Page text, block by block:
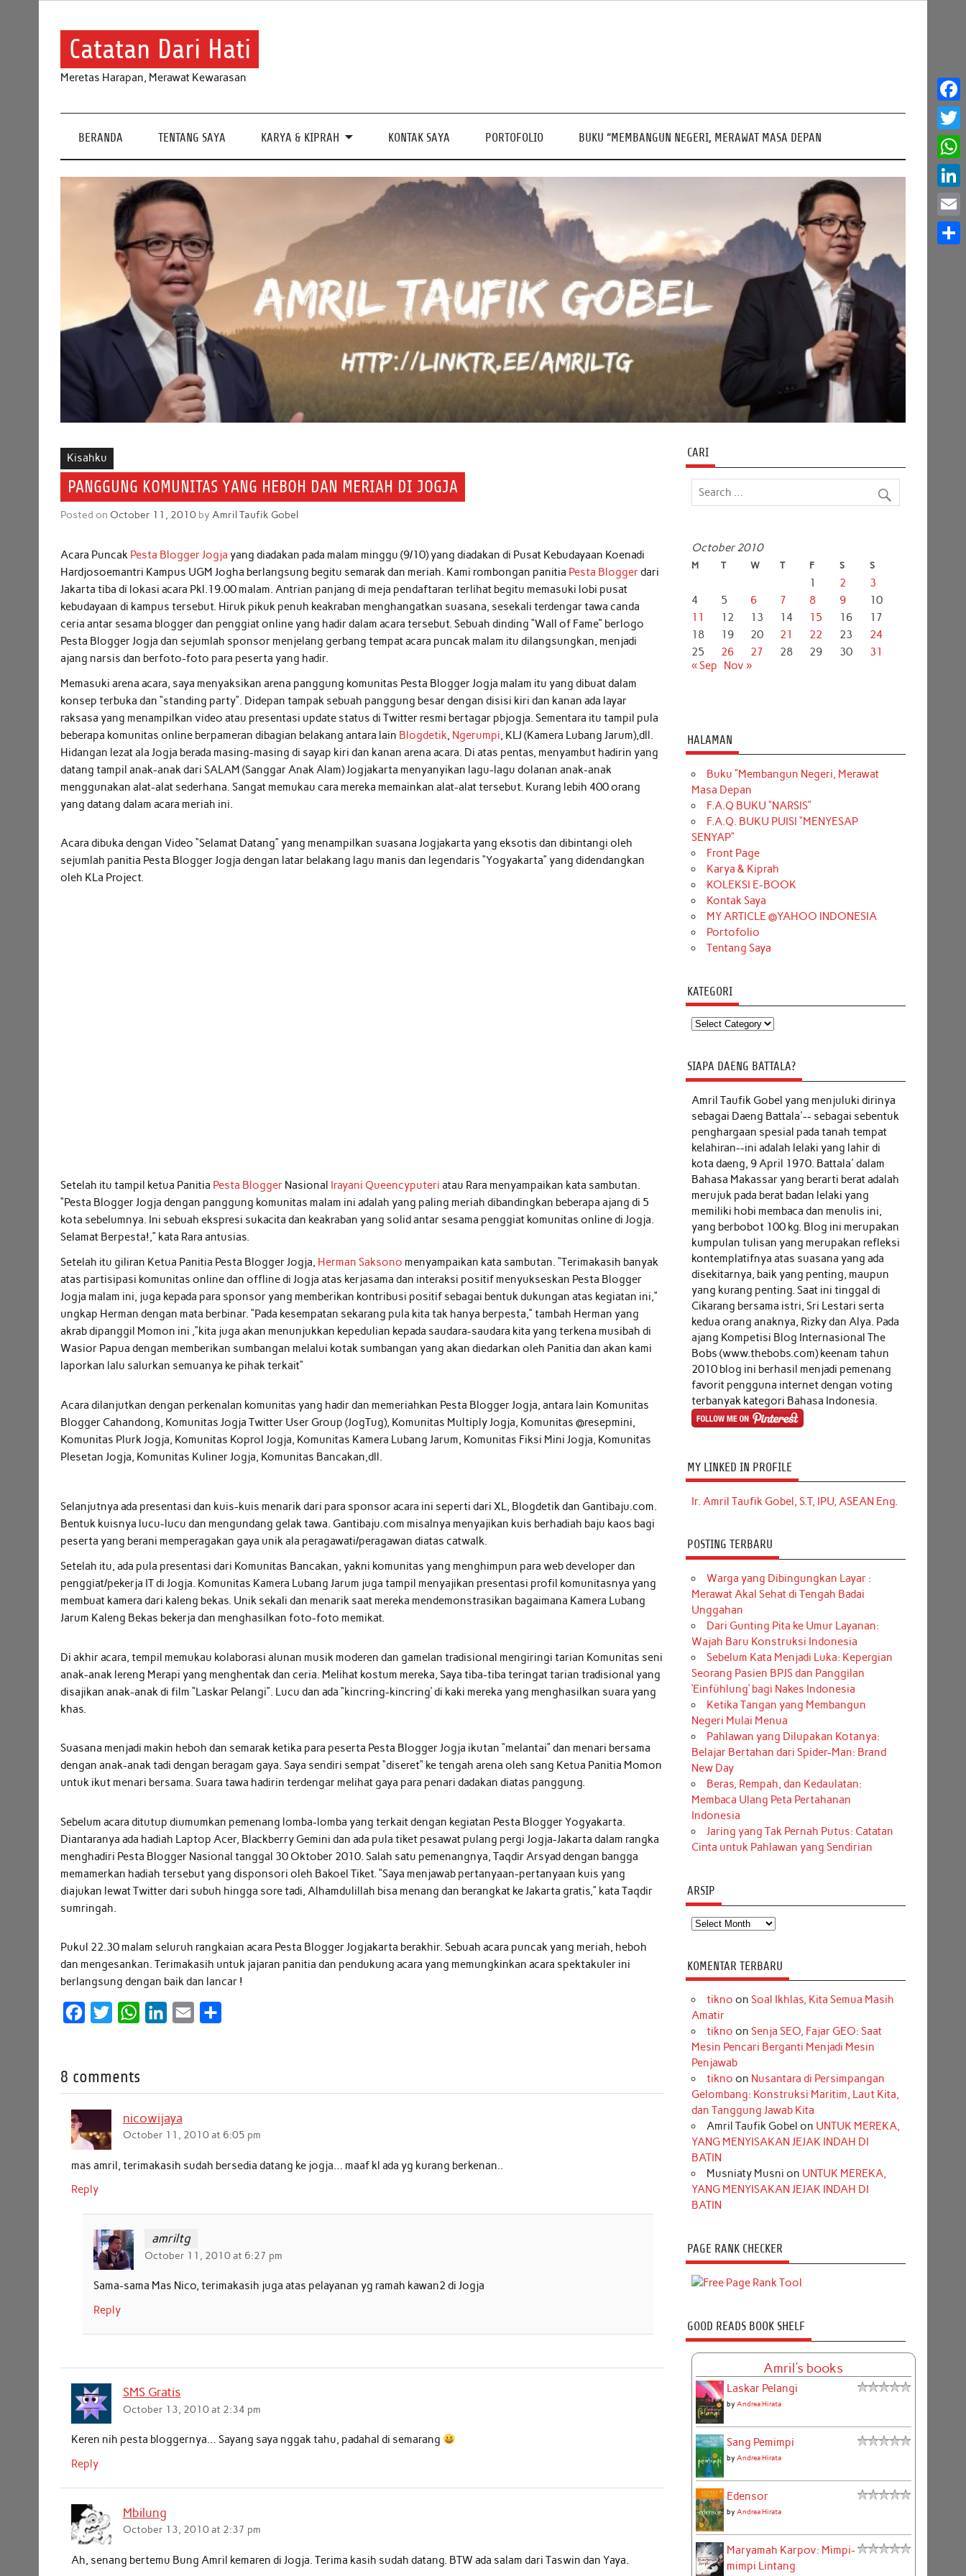
Catatan Dari Hati
Meretas Harapan, Merawat Kewarasan
BERANDA TENTANG SAYA KARYA & KIPRAH KONTAK SAYA PORTOFOLIO BUKU “MEMBANGUN NEGERI, MERAWAT MASA DEPAN
Kisahku
PANGGUNG KOMUNITAS YANG HEBOH DAN MERIAH DI JOGJA
Posted on October 11, 2010 byAmril Taufik Gobel
Acara Puncak Pesta Blogger Jogjayang diadakan pada malam minggu (9/10) yang diadakan di Pusat Kebudayaan Koenadi
Hardjosoemantri Kampus UGM Jogha berlangsung begitu semarak dan meriah. Kami rombongan panitia Pesta Bloggerdari
Jakarta tiba di lokasi acara Pkl.19.00 malam. Antrian panjang di meja pendaftaran terlihat begitu memasuki lobi pusat
kebudayaan di kampus tersebut. Hiruk pikuk penuh keakraban menghangatkan suasana, sesekali terdengar tawa canda
ceria antar sesama blogger dan penggiat online yang hadir dalam acara tersebut. Sebuah dinding “Wall of Fame” berlogo
Pesta Blogger Jogja dan sejumlah sponsor menjelang gerbang tempat acara puncak malam itu dilangsungkan, menjadi
ajang narsis dan berfoto-foto para peserta yang hadir.
Memasuki arena acara, saya menyaksikan arena panggung komunitas Pesta Blogger Jogja malam itu yang dibuat dalam
konsep terbuka dan “standing party”. Didepan tampak sebuah panggung besar dengan disisi kiri dan kanan ada layar
raksasa yang menampilkan video atau presentasi update status di Twitter resmi bertagar pbjogja. Sementara itu tampil pula
beberapa komunitas online berpameran dibagian belakang antara lain Blogdetik, Ngerumpi, KLJ (Kamera Lubang Jarum),dll.
Hidangan lezat ala Jogja berada masing-masing di sayap kiri dan kanan arena acara. Di atas pentas, menyambut hadirin yang
datang tampil anak-anak dari SALAM (Sanggar Anak Alam) Jogjakarta menyanyikan lagu-lagu dolanan anak-anak
menggunakan alat-alat sederhana. Sangat memukau cara mereka memainkan alat-alat tersebut. Kurang lebih 400 orang
yang datang dalam acara meriah ini.
Acara dibuka dengan Video “Selamat Datang” yang menampilkan suasana Jogjakarta yang eksotis dan dibintangi oleh
sejumlah panitia Pesta Blogger Jogja dengan latar belakang lagu manis dan legendaris “Yogyakarta” yang didendangkan
oleh KLa Project.
Setelah itu tampil ketua Panitia Pesta Blogger Nasional Irayani Queencyputeriatau Rara menyampaikan kata sambutan.
“Pesta Blogger Jogja dengan panggung komunitas malam ini adalah yang paling meriah dibandingkan beberapa ajang di 5
kota sebelumnya. Ini sebuah ekspresi sukacita dan keakraban yang solid antar sesama penggiat komunitas online di Jogja.
Selamat Berpesta!,” kata Rara antusias.
Setelah itu giliran Ketua Panitia Pesta Blogger Jogja, Herman Saksono menyampaikan kata sambutan. “Terimakasih banyak
atas partisipasi komunitas online dan offline di Jogja atas kerjasama dan interaksi positif menyukseskan Pesta Blogger
Jogja malam ini, juga kepada para sponsor yang memberikan kontribusi positif sebagai bentuk dukungan atas kegiatan ini,”
ungkap Herman dengan mata berbinar. “Pada kesempatan sekarang pula kita tak hanya berpesta,” tambah Herman yang
akrab dipanggil Momon ini ,”kita juga akan menunjukkan kepedulian kepada saudara-saudara kita yang terkena musibah di
Wasior Papua dengan memberikan sumbangan melalui kotak sumbangan yang akan diedarkan oleh Panitia dan akan kami
laporkan lalu salurkan semuanya ke pihak terkait”
Acara dilanjutkan dengan perkenalan komunitas yang hadir dan memeriahkan Pesta Blogger Jogja, antara lain Komunitas
Blogger Cahandong, Komunitas Jogja Twitter User Group (JogTug), Komunitas Multiply Jogja, Komunitas @resepmini,
Komunitas Plurk Jogja, Komunitas Koprol Jogja, Komunitas Kamera Lubang Jarum, Komunitas Fiksi Mini Jogja, Komunitas
Plesetan Jogja, Komunitas Kuliner Jogja, Komunitas Bancakan,dll.
Selanjutnya ada presentasi dan kuis-kuis menarik dari para sponsor acara ini seperti dari XL, Blogdetik dan Gantibaju.com.
Bentuk kuisnya lucu-lucu dan mengundang gelak tawa. Gantibaju.com misalnya menyajikan kuis berhadiah baju kaos bagi
peserta yang berani memperagakan gaya unik ala peragawati/peragawan diatas catwalk.
Setelah itu, ada pula presentasi dari Komunitas Bancakan, yakni komunitas yang menghimpun para web developer dan
penggiat/pekerja IT di Jogja. Komunitas Kamera Lubang Jarum juga tampil menyajikan presentasi profil komunitasnya yang
membuat kamera dari kaleng bekas. Unik sekali dan menarik saat mereka mendemonstrasikan bagaimana Kamera Lubang
Jarum Kaleng Bekas bekerja dan menghasilkan foto-foto memikat.
Di akhir acara, tempil memukau kolaborasi alunan musik moderen dan gamelan tradisional mengiringi tarian Komunitas seni
anak-anak lereng Merapi yang menghentak dan ceria. Melihat kostum mereka, Saya tiba-tiba teringat tarian tradisional yang
disajikan anak-anak di film “Laskar Pelangi”. Lucu dan ada “kincring-kincring’ di kaki mereka yang menghasilkan suara yang
khas.
Suasana menjadi makin heboh dan semarak ketika para peserta Pesta Blogger Jogja ikutan “melantai” dan menari bersama
dengan anak-anak tadi dengan beragam gaya. Saya sendiri sempat “diseret” ke tengah arena oleh sang Ketua Panitia Momon
untuk ikut menari bersama. Suara tawa hadirin terdengar melihat gaya para penari dadakan diatas panggung.
Sebelum acara ditutup diumumkan pemenang lomba-lomba yang terkait dengan kegiatan Pesta Blogger Yogyakarta.
Diantaranya ada hadiah Laptop Acer, Blackberry Gemini dan ada pula tiket pesawat pulang pergi Jogja-Jakarta dalam rangka
menghadiri Pesta Blogger Nasional tanggal 30 Oktober 2010. Salah satu pemenangnya, Taqdir Arsyad dengan bangga
memamerkan hadiah tersebut yang disponsori oleh Bakoel Tiket. “Saya menjawab pertanyaan-pertanyaan kuis yang
diajukan lewat Twitter dari subuh hingga sore tadi, Alhamdulillah bisa menang dan berangkat ke Jakarta gratis,” kata Taqdir
sumringah.
Pukul 22.30 malam seluruh rangkaian acara Pesta Blogger Jogjakarta berakhir. Sebuah acara puncak yang meriah, heboh
dan mengesankan. Terimakasih untuk jajaran panitia dan pendukung acara yang memungkinkan acara spektakuler ini
berlangsung dengan baik dan lancar !
e
b
o
k
t
t
W
s
A
p
p
e
d
I
n
l
e
8 comments
nicowijaya
October 11, 2010 at 6:05 pm
mas amril, terimakasih sudah bersedia datang ke jogja… maaf kl ada yg kurang berkenan..
Reply
amriltg
October 11, 2010 at 6:27 pm
Sama-sama Mas Nico, terimakasih juga atas pelayanan yg ramah kawan2 di Jogja
Reply
SMS Gratis
October 13, 2010 at 2:34 pm
Keren nih pesta bloggernya… Sayang saya nggak tahu, padahal di semarang
Reply
Mbilung
October 13, 2010 at 2:37 pm
Ah, senang bertemu Bung Amril kemaren di Jogja. Terima kasih sudah datang. BTW ada salam dari Taswin dan Yaya.
CARI
October 2010
M T W T F S S
1 2
3
4
5 6 7 8 9
10
11
12 13 14 15 16
17
18
19 20 21 22 23
24
25
26 27 28 29 30
31
« Sep
Nov »
HALAMAN
Buku “Membangun Negeri, Merawat
Masa Depan
F.A.Q BUKU “NARSIS”
F.A.Q. BUKU PUISI “MENYESAP
SENYAP”
Front Page
Karya & Kiprah
KOLEKSI E-BOOK
Kontak Saya
MY ARTICLE @YAHOO INDONESIA
Portofolio
Tentang Saya
KATEGORI
Kategori
SIAPA DAENG BATTALA?
Amril Taufik Gobel yang menjuluki dirinya
sebagai Daeng Battala'-- sebagai sebentuk
penghargaan spesial pada tanah tempat
kelahiran--ini adalah lelaki yang lahir di
kota daeng, 9 April 1970. Battala' dalam
Bahasa Makassar yang berarti berat adalah
merujuk pada berat badan lelaki yang
memiliki hobi membaca dan menulis ini,
yang berbobot 100 kg. Blog ini merupakan
kumpulan tulisan yang merupakan refleksi
kontemplatifnya atas suasana yang ada
disekitarnya, baik yang penting, maupun
yang kurang penting. Saat ini tinggal di
Cikarang bersama istri, Sri Lestari serta
kedua orang anaknya, Rizky dan Alya. Pada
ajang Kompetisi Blog Internasional The
Bobs (www.thebobs.com) keenam tahun
2010 blog ini berhasil menjadi pemenang
favorit pengguna internet dengan voting
terbanyak kategori Bahasa Indonesia.
MY LINKED IN PROFILE
Ir. Amril Taufik Gobel, S.T, IPU, ASEAN Eng.
POSTING TERBARU
Warga yang Dibingungkan Layar :
Merawat Akal Sehat di Tengah Badai
Unggahan
Dari Gunting Pita ke Umur Layanan:
Wajah Baru Konstruksi Indonesia
Sebelum Kata Menjadi Luka: Kepergian
Seorang Pasien BPJS dan Panggilan
‘Einfühlung’ bagi Nakes Indonesia
Ketika Tangan yang Membangun
Negeri Mulai Menua
Pahlawan yang Dilupakan Kotanya:
Belajar Bertahan dari Spider-Man: Brand
New Day
Beras, Rempah, dan Kedaulatan:
Membaca Ulang Peta Pertahanan
Indonesia
Jaring yang Tak Pernah Putus: Catatan
Cinta untuk Pahlawan yang Sendirian
ARSIP
Arsip
KOMENTAR TERBARU
tikno on Soal Ikhlas, Kita Semua Masih
Amatir
tikno on Senja SEO, Fajar GEO: Saat
Mesin Pencari Berganti Menjadi Mesin
Penjawab
tikno on Nusantara di Persimpangan
Gelombang: Konstruksi Maritim, Laut Kita,
dan Tanggung Jawab Kita
Amril Taufik Gobel on UNTUK MEREKA,
YANG MENYISAKAN JEJAK INDAH DI
BATIN
Musniaty Musni on UNTUK MEREKA,
YANG MENYISAKAN JEJAK INDAH DI
BATIN
PAGE RANK CHECKER
GOOD READS BOOK SHELF
Amril's books
Laskar Pelangi
by Andrea Hirata
Sang Pemimpi
by Andrea Hirata
Edensor
by Andrea Hirata
Maryamah Karpov: Mimpi-
mimpi Lintang
Email